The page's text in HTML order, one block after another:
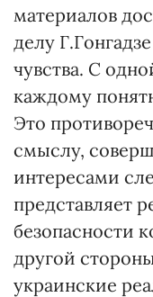
материалов
делу
чувства. С
каждому
Это
смыслу,
интересами
представляет
безопасности
другой
украинские